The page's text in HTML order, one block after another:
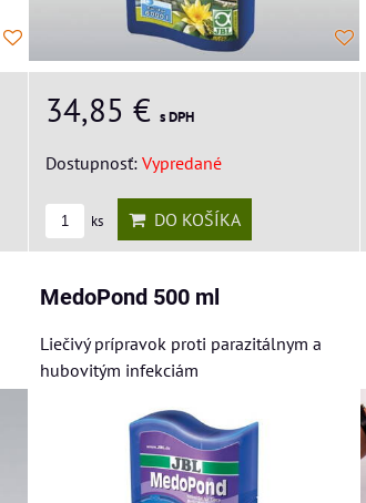
34,85 € s DPH
Dostupnosť: Vypredané
ks DO KOŠÍKA
MedoPond 500 ml
Liečivý prípravok proti parazitálnym a
hubovitým infekciám